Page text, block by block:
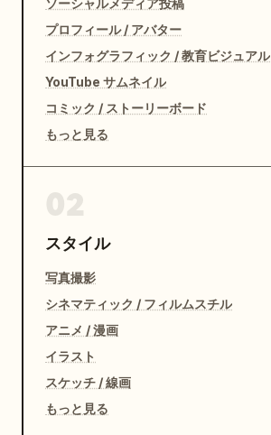
ソーシャルメディア投稿
プロフィール / アバター
インフォグラフィック / 教育ビジュアル
YouTube サムネイル
コミック / ストーリーボード
もっと見る
スタイル
写真撮影
シネマティック / フィルムスチル
アニメ / 漫画
イラスト
スケッチ / 線画
もっと見る